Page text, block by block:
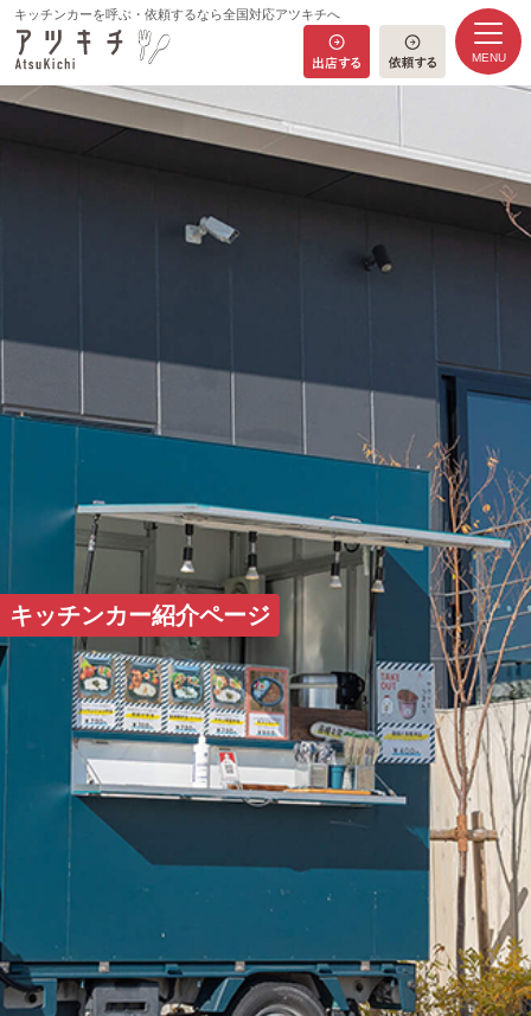
キッチンカーを呼ぶ・依頼するなら全国対応アツキチへ
MENU
HOME
コンセプト
キッチンカー紹介ページ